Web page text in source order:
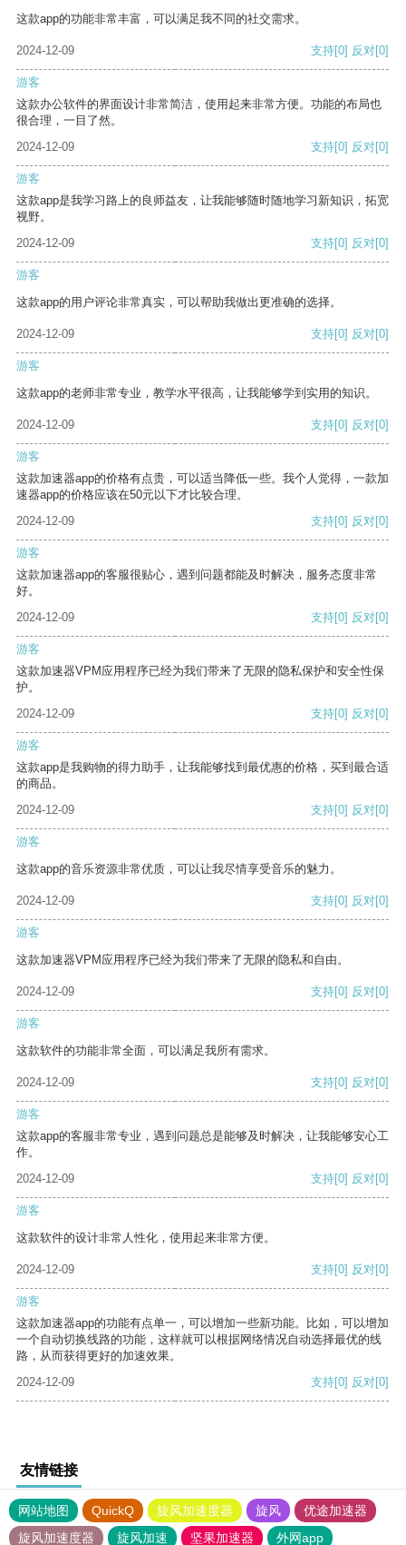
这款app的功能非常丰富，可以满足我不同的社交需求。
2024-12-09 支持[0] 反对[0]
游客
这款办公软件的界面设计非常简洁，使用起来非常方便。功能的布局也
很合理，一目了然。
2024-12-09
支持[0] 反对[0]
游客
这款app是我学习路上的良师益友，让我能够随时随地学习新知识，拓宽
视野。
2024-12-09
支持[0] 反对[0]
游客
这款app的用户评论非常真实，可以帮助我做出更准确的选择。
2024-12-09 支持[0] 反对[0]
游客
这款app的老师非常专业，教学水平很高，让我能够学到实用的知识。
2024-12-09 支持[0] 反对[0]
游客
这款加速器app的价格有点贵，可以适当降低一些。我个人觉得，一款加
速器app的价格应该在50元以下才比较合理。
2024-12-09
支持[0] 反对[0]
游客
这款加速器app的客服很贴心，遇到问题都能及时解决，服务态度非常
好。
2024-12-09
支持[0] 反对[0]
游客
这款加速器VPM应用程序已经为我们带来了无限的隐私保护和安全性保
护。
2024-12-09
支持[0] 反对[0]
游客
这款app是我购物的得力助手，让我能够找到最优惠的价格，买到最合适
的商品。
2024-12-09
支持[0] 反对[0]
游客
这款app的音乐资源非常优质，可以让我尽情享受音乐的魅力。
2024-12-09 支持[0] 反对[0]
游客
这款加速器VPM应用程序已经为我们带来了无限的隐私和自由。
2024-12-09 支持[0] 反对[0]
游客
这款软件的功能非常全面，可以满足我所有需求。
2024-12-09 支持[0] 反对[0]
游客
这款app的客服非常专业，遇到问题总是能够及时解决，让我能够安心工
作。
2024-12-09
支持[0] 反对[0]
游客
这款软件的设计非常人性化，使用起来非常方便。
2024-12-09 支持[0] 反对[0]
游客
这款加速器app的功能有点单一，可以增加一些新功能。比如，可以增加
一个自动切换线路的功能，这样就可以根据网络情况自动选择最优的线
路，从而获得更好的加速效果。
2024-12-09
支持[0] 反对[0]
友情链接
网站地图 QuickQ 旋风加速度器 旋风
优途加速器
旋风加速度器
旋风加速 坚果加速器 外网app